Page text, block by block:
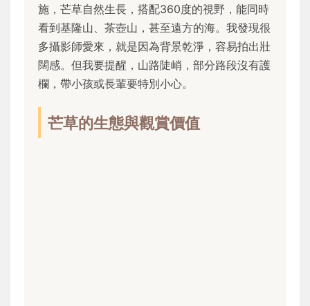
施，芒草自然生長，搭配360度的視野，能同時
看到基隆山、茶壺山，甚至遠方的海。我發現很
多攝影師愛來，就是因為背景乾淨，容易拍出壯
闊感。但我要提醒，山路陡峭，部分路段沒有護
欄，帶小孩或長輩要特別小心。
芒草的生態與觀賞價值